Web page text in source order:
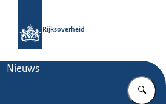
Rijksoverheid
Nieuws